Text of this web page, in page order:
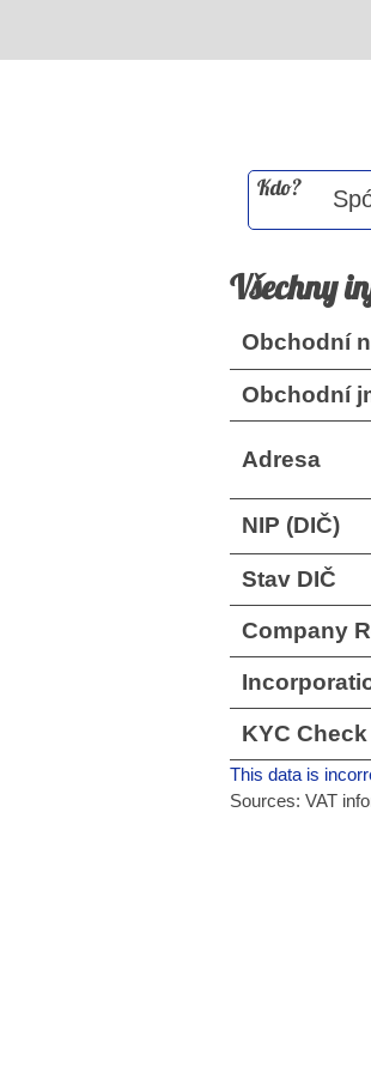
Kdo?
Všechny
Obchodní
Obchodní
Adresa
NIP (DIČ)
Stav DIČ
Company
KYC Check
This data is
Sources: VAT